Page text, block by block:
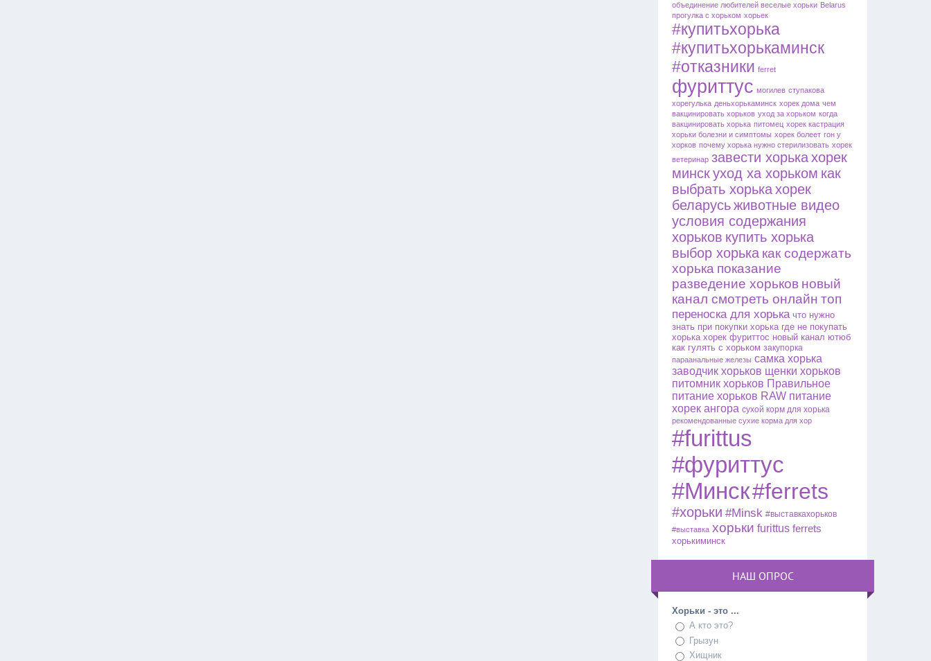
объединение любителейвеселые хорьки Belarus
прогулка с хорьком хорьек
#купитьхорька
#купитьхорькаминск
#отказники ferret
фуриттус могилев ступакова
хорегулька деньхорькаминск хорек дома чем
вакцинировать хорьков уход за хорьком когда
вакцинировать хорька питомец хорек кастрация
хорьки болезни и симптомы хорек болеет гон у
хорков почему хорька нужно стерилизовать хорек
ветеринар завести хорька хорек
минск уход ха хорьком как
выбрать хорька хорек
беларусь животные видео
условия содержания
хорьков купить хорька
выбор хорька как содержать
хорька показание
разведение хорьков новый
канал смотреть онлайн топ
переноска для хорька что нужно
знать при покупки хорька где не покупать
хорька хорек фуриттос новый канал ютюб
как гулять с хорьком закупорка
параанальные железы самка хорька
заводчик хорьков щенки хорьков
питомник хорьков Правильное
питание хорьков RAW питание
хорек ангора сухой корм для хорька
рекомендованные сухие корма для хор
#furittus
#фуриттус
#Минск#ferrets
#хорьки #Minsk #выставкахорьков
#выставка хорьки furittus ferrets
хорькиминск
НАШ ОПРОС
Хорьки - это ...
А кто это?
Грызун
Хищник